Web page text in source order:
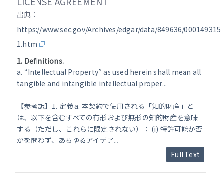
出典：
https://www.sec.gov/Archives/edgar/data/849636/
1.htm
1. Definitions.
a. “Intellectual Property” as used herein shall mean all
tangible and intangible intellectual proper...
【参考訳】1. 定義 a. 本契約で使用される「知的財産」と
は、以下を含むすべての有形および無形の知的財産を意味
する（ただし、これらに限定されない）： (i) 特許可能か否
かを問わず、あらゆるアイデア...
Full Text